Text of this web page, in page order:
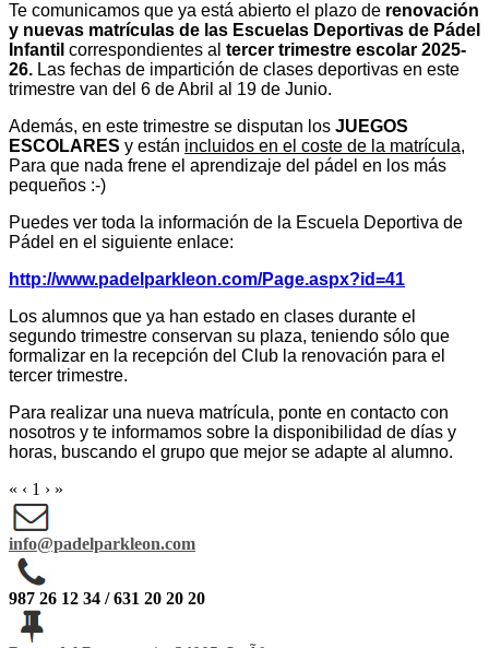
Te comunicamos que ya está abierto el plazo de renovación
y nuevas matrículas de las Escuelas Deportivas de Pádel
Infantil correspondientes al tercer trimestre escolar 2025-
26. Las fechas de impartición de clases deportivas en este
trimestre van del 6 de Abril al 19 de Junio.
Además, en este trimestre se disputan los JUEGOS
ESCOLARES y están incluidos en el coste de la matrícula,
Para que nada frene el aprendizaje del pádel en los más
pequeños :-)
Puedes ver toda la información de la Escuela Deportiva de
Pádel en el siguiente enlace:
http://www.padelparkleon.com/Page.aspx?id=41
Los alumnos que ya han estado en clases durante el
segundo trimestre conservan su plaza, teniendo sólo que
formalizar en la recepción del Club la renovación para el
tercer trimestre.
Para realizar una nueva matrícula, ponte en contacto con
nosotros y te informamos sobre la disponibilidad de días y
horas, buscando el grupo que mejor se adapte al alumno.
« ‹ 1 › »
info@padelparkleon.com
987 26 12 34 / 631 20 20 20